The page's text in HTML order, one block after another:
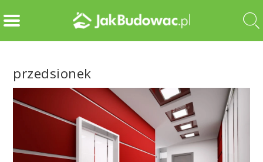
przedsionek